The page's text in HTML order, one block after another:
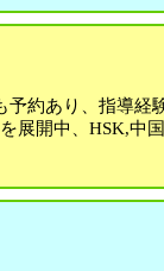
約あり、指導経
展開中、HSK,中